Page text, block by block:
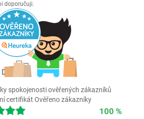
doporučuji.
spokojenosti ověřených zákazníků
certifikát Ověřeno zákazníky
100 %